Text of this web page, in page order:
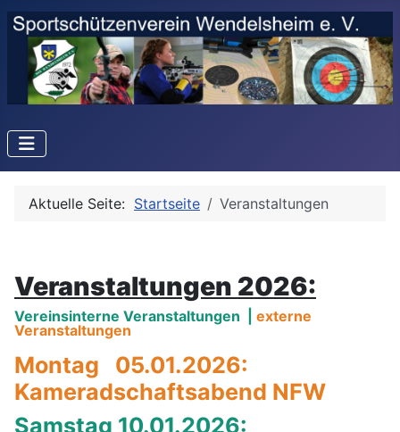
Aktuelle Seite: Startseite Veranstaltungen
Veranstaltungen 2026:
Vereinsinterne Veranstaltungen | externe
Veranstaltungen
Montag 05.01.2026:
Kameradschaftsabend NFW
Samstag 10.01.2026: